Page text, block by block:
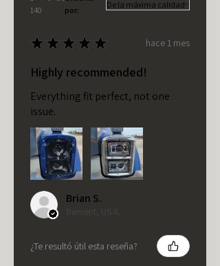
140
por:
★ ★ ★ ★ ★ hace 1 mes
Highly recommended!
Everything fit perfect, not one
issue.
Brian S.
Bement, US-IL
¿Te resultó útil esta reseña?